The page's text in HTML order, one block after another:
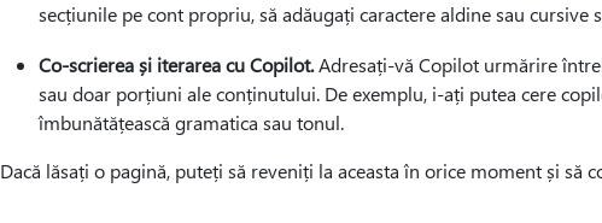
secțiunile pe cont propriu, să adăugați caractere aldine sau
Co-scrierea și iterarea cu Copilot.Adresați-vă Copilot urmărire
sau doar porțiuni ale conținutului. De exemplu, i-ați putea cere
îmbunătățească gramatica sau tonul.
Dacă lăsați o pagină, puteți să reveniți la aceasta în orice moment și să